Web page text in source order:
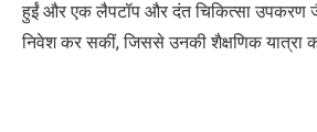
हुईं और एक लैपटॉप और दंत चिकित्सा
निवेश कर सकीं,जिससे उनकी शैक्षणिक यात्रा